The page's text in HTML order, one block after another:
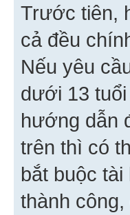
Trước tiên,
cả đều
Nếu yêu
dưới 13
hướng dẫn
trên thì có
bắt buộc
thành